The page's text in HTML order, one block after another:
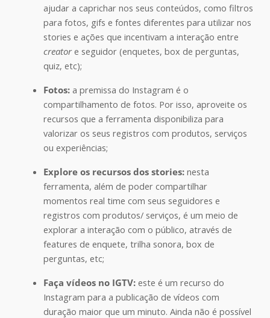
ajudar a caprichar nos seus conteúdos, como filtros
para fotos, gifs e fontes diferentes para utilizar nos
stories e ações que incentivam a interação entre
creatore seguidor (enquetes, box de perguntas,
quiz, etc);
Fotos:a premissa do Instagram é o
compartilhamento de fotos. Por isso, aproveite os
recursos que a ferramenta disponibiliza para
valorizar os seus registros com produtos, serviços
ou experiências;
Explore os recursos dos stories:nesta
ferramenta, além de poder compartilhar
momentos real time com seus seguidores e
registros com produtos/ serviços, é um meio de
explorar a interação com o público, através de
features de enquete, trilha sonora, box de
perguntas, etc;
Faça vídeos no IGTV:este é um recurso do
Instagram para a publicação de vídeos com
duração maior que um minuto. Ainda não é possível